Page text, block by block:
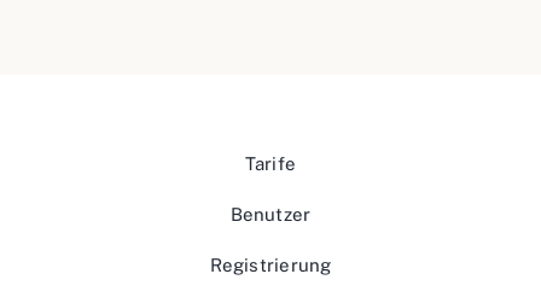
Tarife
Benutzer
Registrierung